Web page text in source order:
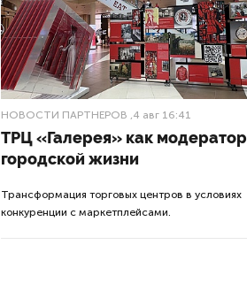
НОВОСТИ ПАРТНЕРОВ ,4 авг 16:41
ТРЦ «Галерея» как модератор
городской жизни
Трансформация торговых центров в условиях
конкуренции с маркетплейсами.